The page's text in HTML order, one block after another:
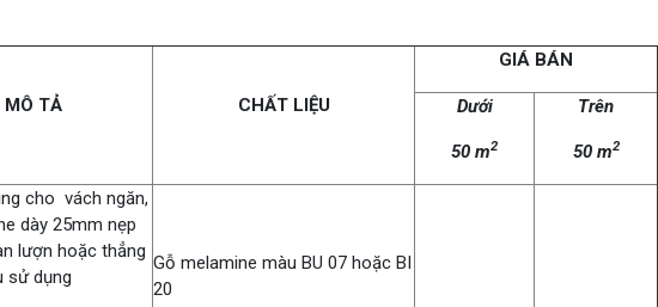
MÔ TẢ CHẤT LIỆU
GIÁ BÁN
Dưới
50 m2
Trên
50 m2
cho vách ngăn,
dày 25mm nẹp
lượn hoặc thẳng
sử dụng
Gỗ melamine màu BU 07 hoặc BI
20